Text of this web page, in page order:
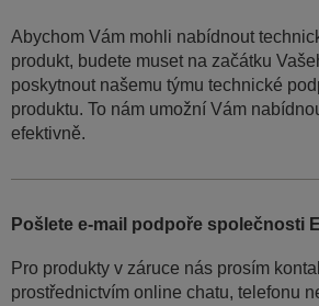
Abychom Vám mohli nabídnout
produkt, budete muset na začátku
poskytnout našemu týmu technické
produktu. To nám umožní Vám
efektivně.
Pošlete e-mail podpoře společnosti
Pro produkty v záruce nás prosím
prostřednictvím online chatu, telefonu